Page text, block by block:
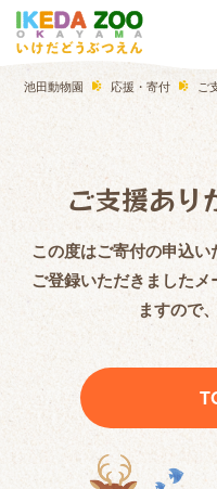
池田動物園 応援・寄付 ご
ご支援あり
この度はご寄付の申込
ご登録いただきました
ますので